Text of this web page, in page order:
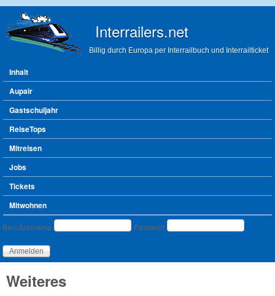
Interrailers.net
Billig durch Europa per Interrailbuch und Interrailticket
Hauptmenü
Inhalt
Aupair
Gastschuljahr
ReiseTops
Mitreisen
Jobs
Tickets
Mitwohnen
Benutzeranmeldung
Benutzername Passwort
Weiteres